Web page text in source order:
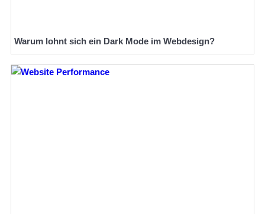
Warum lohnt sich ein Dark Mode im Webdesign?